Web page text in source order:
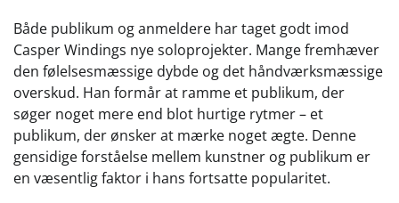
Både publikum og anmeldere har taget godt imod
Casper Windings nye soloprojekter. Mange fremhæver
den følelsesmæssige dybde og det håndværksmæssige
overskud. Han formår at ramme et publikum, der
søger noget mere end blot hurtige rytmer – et
publikum, der ønsker at mærke noget ægte. Denne
gensidige forståelse mellem kunstner og publikum er
en væsentlig faktor i hans fortsatte popularitet.